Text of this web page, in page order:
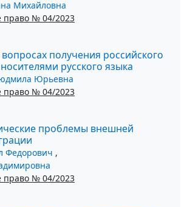
Михайловна
право № 04/2023
получения российского
русского языка
Юрьевна
право № 04/2023
проблемы внешней
Федорович ,
право № 04/2023